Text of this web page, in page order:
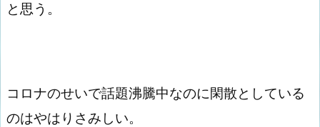
と思う。
コロナのせいで話題沸騰中なのに閑散としている
のはやはりさみしい。